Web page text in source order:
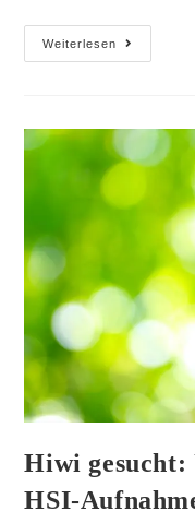
Weiterlesen
Hiwi gesucht:
HSI-